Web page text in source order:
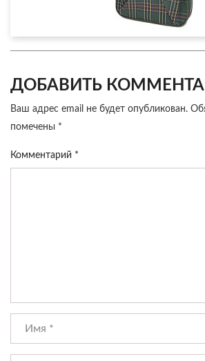
ДОБАВИТЬ
Ваш адрес email не будет опубликован.
помечены *
Комментарий *